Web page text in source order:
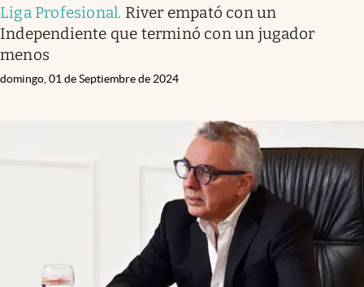
Liga Profesional. River empató con un
Independiente que terminó con un jugador
menos
domingo, 01 de Septiembre de 2024